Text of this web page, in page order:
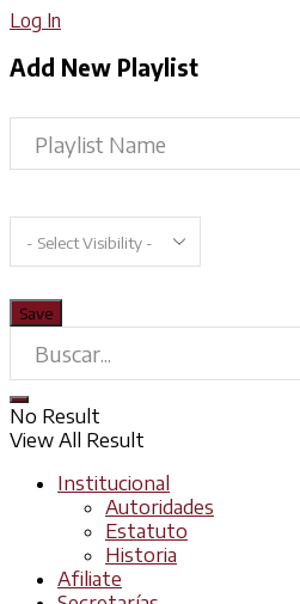
Log In
Add New Playlist
No Result
View All Result
Institucional
Autoridades
Estatuto
Historia
Afiliate